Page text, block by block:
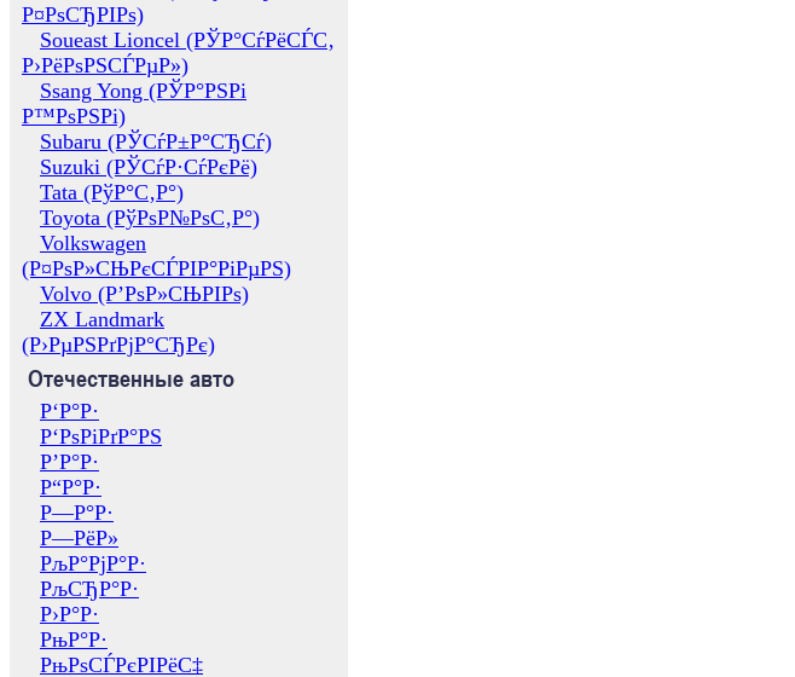
Р¤РѕСЂРІРѕ)
Soueast Lioncel (РЎР°СѓРёСЃС‚
Р›РёРѕРЅСЃРµР»)
Ssang Yong (РЎР°РЅРі
Р™РѕРЅРі)
Subaru (РЎСѓР±Р°СЂСѓ)
Suzuki (РЎСѓР·СѓРєРё)
Tata (РўР°С‚Р°)
Toyota (РўРѕР№РѕС‚Р°)
Volkswagen
(Р¤РѕР»СЊРєСЃРІР°РіРµРЅ)
Volvo (Р’РѕР»СЊРІРѕ)
ZX Landmark
(Р›РµРЅРґРјР°СЂРє)
Отечественные авто
Р‘Р°Р·
Р‘РѕРіРґР°РЅ
Р’Р°Р·
Р“Р°Р·
Р—Р°Р·
Р—РёР»
РљР°РјР°Р·
РљСЂР°Р·
Р›Р°Р·
РњР°Р·
РњРѕСЃРєРІРёС‡